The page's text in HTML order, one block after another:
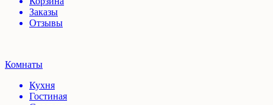
Заказы
Отзывы
Комнаты
Кухня
Гостиная